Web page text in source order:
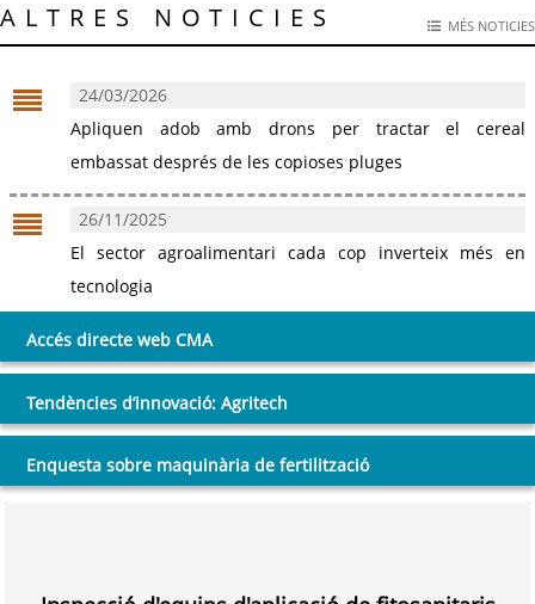
ALTRES NOTICIES MÉS NOTICIES
24/03/2026
Apliquen adob amb drons per tractar el cereal
embassat després de les copioses pluges
26/11/2025
El sector agroalimentari cada cop inverteix més en
tecnologia
Accés directe web CMA
Tendències d’innovació: Agritech
Enquesta sobre maquinària de fertilització